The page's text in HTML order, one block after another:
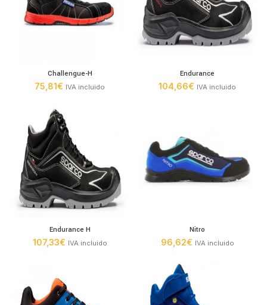
Challengue-H
75,81€ IVA incluido
Endurance
104,66€ IVA incluido
Endurance H
107,33€ IVA incluido
Nitro
96,62€ IVA incluido